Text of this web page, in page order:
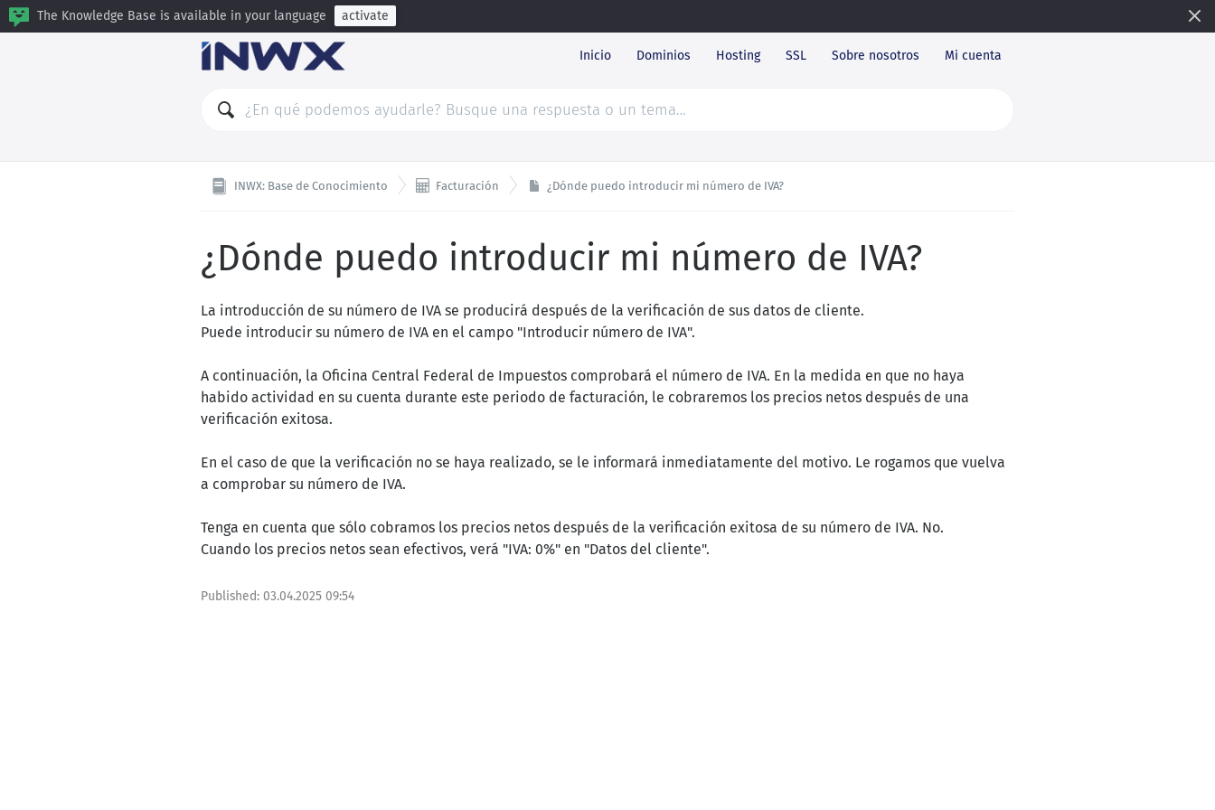
The Knowledge Base is available in your language activate
Inicio Dominios Hosting SSL Sobre nosotros Mi cuenta
INWX: Base de Conocimiento  Facturación ¿Dónde puedo introducir mi número de IVA?
¿Dónde puedo introducir mi número de IVA?
La introducción de su número de IVA se producirá después de la verificación de sus datos de cliente.
Puede introducir su número de IVA en el campo "Introducir número de IVA".
A continuación, la Oficina Central Federal de Impuestos comprobará el número de IVA. En la medida en que no haya
habido actividad en su cuenta durante este periodo de facturación, le cobraremos los precios netos después de una
verificación exitosa.
En el caso de que la verificación no se haya realizado, se le informará inmediatamente del motivo. Le rogamos que vuelva
a comprobar su número de IVA.
Tenga en cuenta que sólo cobramos los precios netos después de la verificación exitosa de su número de IVA. No.
Cuando los precios netos sean efectivos, verá "IVA: 0%" en "Datos del cliente".
Published: 03.04.2025 09:54